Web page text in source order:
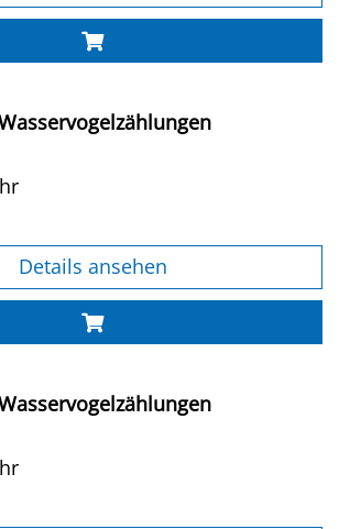
Details ansehen